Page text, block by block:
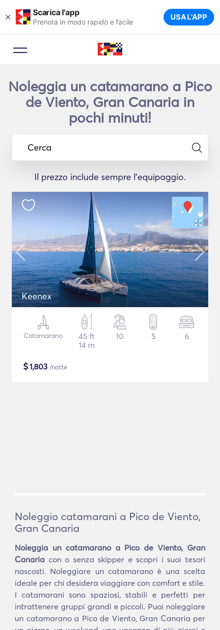
× Scarica l'app
Prenota in modo rapido e facile USA L'APP
Noleggia un catamarano a Pico
de Viento, Gran Canaria in
pochi minuti!
Cerca
Il prezzo include sempre l'equipaggio.
Keenex
Catamarano
45 ft
14 m
10 5 6
$1,803 /notte
Noleggio catamarani a Pico de Viento,
Gran Canaria
Noleggia un catamarano a Pico de Viento, Gran
Canaria con o senza skipper e scopri i suoi tesori
nascosti. Noleggiare un catamarano è una scelta
ideale per chi desidera viaggiare con comfort e stile.
I catamarani sono spaziosi, stabili e perfetti per
intrattenere gruppi grandi e piccoli. Puoi noleggiare
un catamarano a Pico de Viento, Gran Canaria per